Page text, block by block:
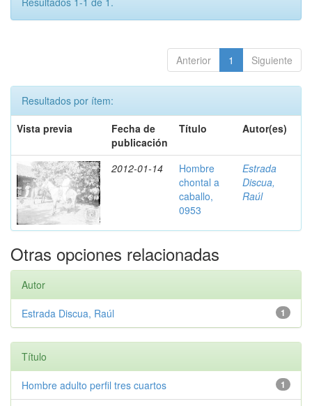
Anterior 1 Siguiente
Resultados por ítem:
Vista previa
Fecha de
publicación
Título Autor(es)
2012-01-14
Hombre
chontal a
caballo,
0953
Estrada
Discua,
Raúl
Otras opciones relacionadas
Autor
1
Estrada Discua, Raúl
Título
1
Hombre adulto perfil tres cuartos